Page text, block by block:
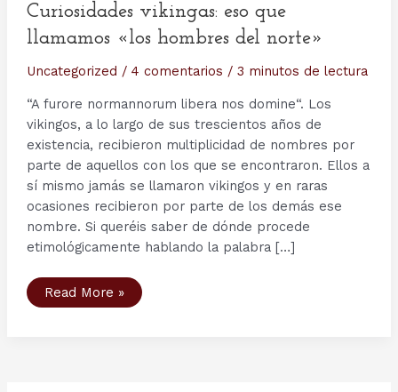
Curiosidades vikingas: eso que
llamamos «los hombres del norte»
Uncategorized / 4 comentarios / 3 minutos de lectura
“A furore normannorum libera nos domine“. Los
vikingos, a lo largo de sus trescientos años de
existencia, recibieron multiplicidad de nombres por
parte de aquellos con los que se encontraron. Ellos a
sí mismo jamás se llamaron vikingos y en raras
ocasiones recibieron por parte de los demás ese
nombre. Si queréis saber de dónde procede
etimológicamente hablando la palabra […]
Curiosidades
vikingas:
Read More »